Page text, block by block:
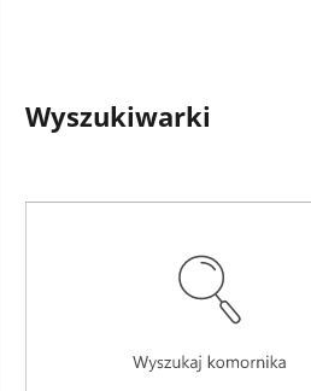
Wyszukiwarki